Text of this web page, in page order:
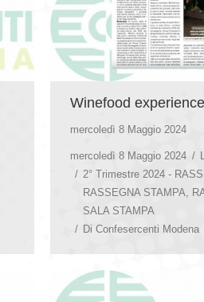
Winefood
mercoledì 8 Maggio 2024
mercoledì 8 Maggio 2024
2° Trimestre 2024 -
RASSEGNA STAMPA
SALA STAMPA
Di Confesercenti Modena